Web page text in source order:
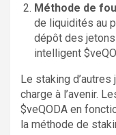
Méthode de
de liquidités au
dépôt des
intelligent
Le staking
charge à l’avenir.
$veQODA en
la méthode de